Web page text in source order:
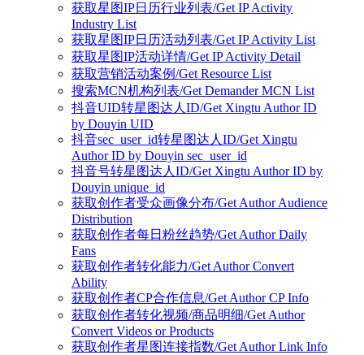
获取星图IP日历行业列表/Get IP Activity
Industry List
获取星图IP日历活动列表/Get IP Activity List
获取星图IP活动详情/Get IP Activity Detail
获取营销活动案例/Get Resource List
搜索MCN机构列表/Get Demander MCN List
抖音UID转星图达人ID/Get Xingtu Author ID
by Douyin UID
抖音sec_user_id转星图达人ID/Get Xingtu
Author ID by Douyin sec_user_id
抖音号转星图达人ID/Get Xingtu Author ID by
Douyin unique_id
获取创作者受众画像分布/Get Author Audience
Distribution
获取创作者每日粉丝趋势/Get Author Daily
Fans
获取创作者转化能力/Get Author Convert
Ability
获取创作者CP合作信息/Get Author CP Info
获取创作者转化视频/商品明细/Get Author
Convert Videos or Products
获取创作者星图连接指数/Get Author Link Info